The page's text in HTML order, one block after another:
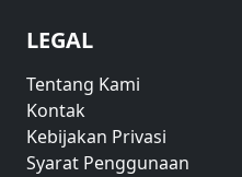
LEGAL
Tentang Kami
Kontak
Kebijakan Privasi
Syarat Penggunaan